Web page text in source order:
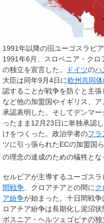
1991年以降の旧ユーゴスラビ
1991年6月、スロベニア・ク
の独立を宣言した。
ドイツのハ
大臣は同年9月4日に欧州共同体
認することが戦争を防ぐと主
など他の加盟国やイギリス、
承認表明した。そしてデンマ
ったまま12月23日に単独承認
けをつくった。政治学者のフラ
ツに引っ張られたECの加盟国
の理念の達成のための犠牲とな
セルビアが主導するユーゴス
間戦争 、クロアチアとの間にク
ア紛争が始まった。十日間戦
ロアチア紛争は長期化し泥沼状
ボスニア・ヘルツェゴビナの